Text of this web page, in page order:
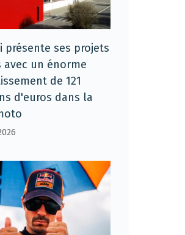
présente ses projets
un énorme
de 121
d'euros dans la